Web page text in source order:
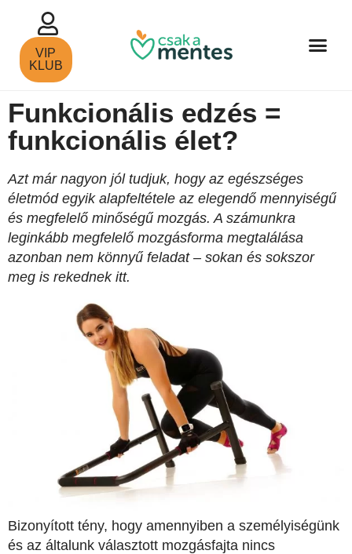
VIP
KLUB
Funkcionális edzés =
funkcionális élet?
Azt már nagyon jól tudjuk, hogy az egészséges
életmód egyik alapfeltétele az elegendő mennyiségű
és megfelelő minőségű mozgás. A számunkra
leginkább megfelelő mozgásforma megtalálása
azonban nem könnyű feladat – sokan és sokszor
meg is rekednek itt.
Bizonyított tény, hogy amennyiben a személyiségünk
és az általunk választott mozgásfajta nincs